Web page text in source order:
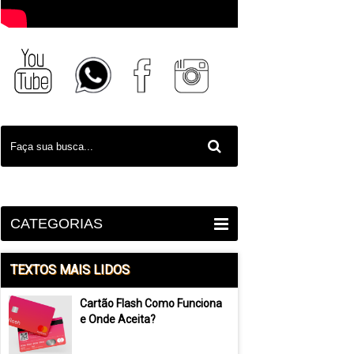
CATEGORIAS
TEXTOS MAIS LIDOS
Cartão Flash Como Funciona
e Onde Aceita?